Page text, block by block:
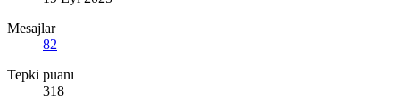
Mesajlar
82
Tepki puanı
318